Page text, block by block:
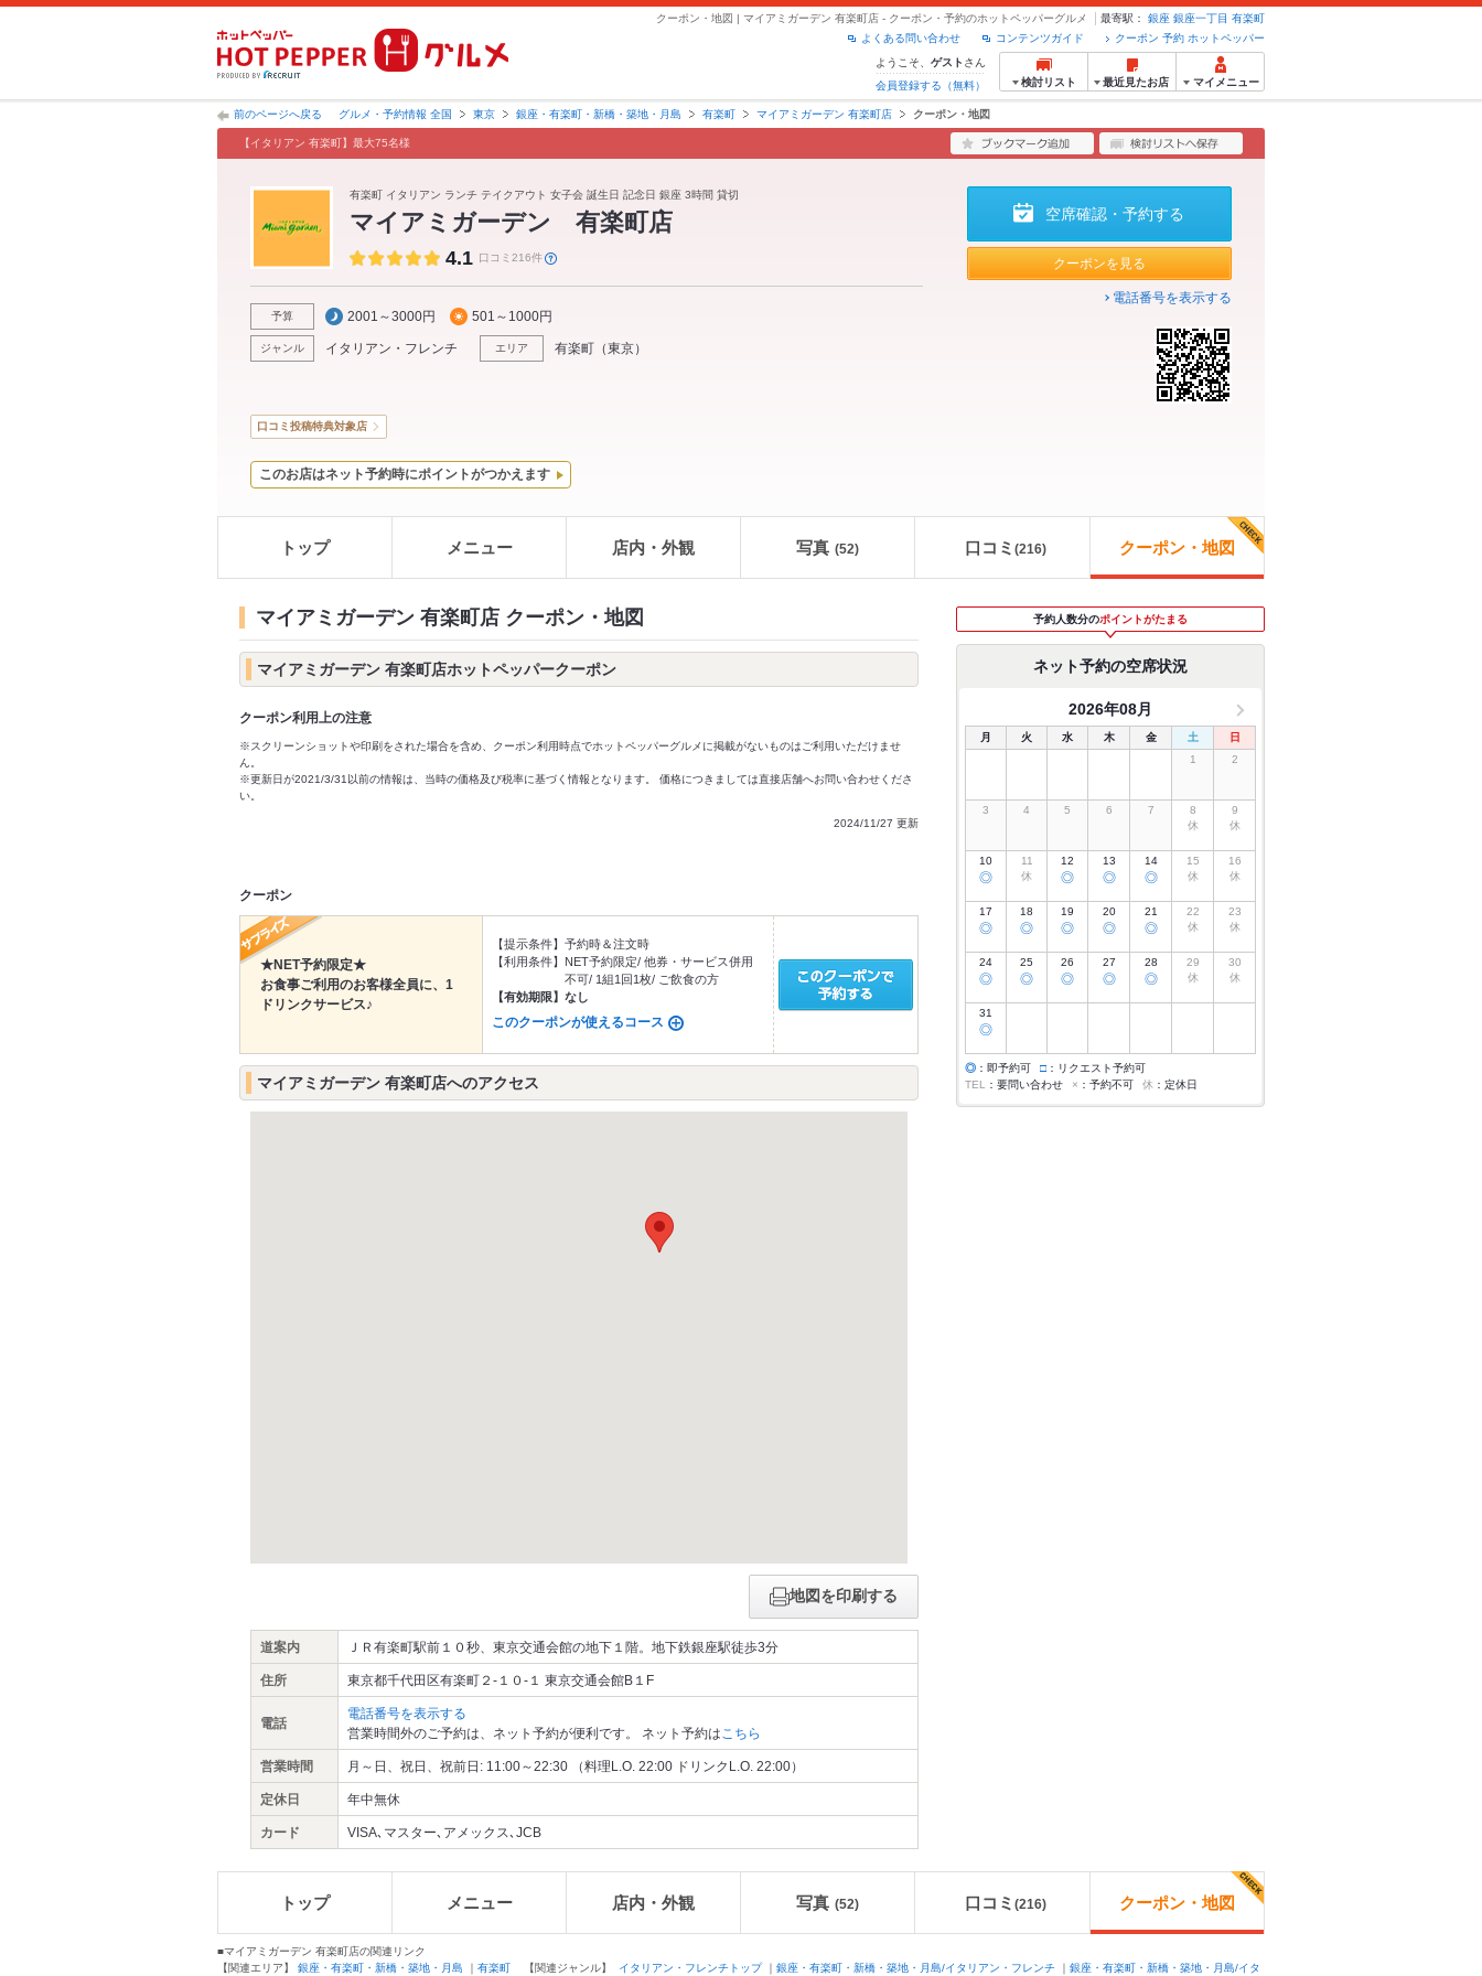
クーポン・地図 | マイアミガーデン 有楽町店 - クーポン・予約のホットペッパーグルメ 最寄駅： 銀座 銀座一丁目 有楽町
クーポン 予約 ホットペッパー
コンテンツガイド
よくある問い合わせ
ようこそ、 ゲスト さん
会員登録する（無料）
検討リスト 最近見たお店 マイメニュー
前のページへ戻る グルメ・予約情報 全国 東京 銀座・有楽町・新橋・築地・月島 有楽町 マイアミガーデン 有楽町店 クーポン・地図
【イタリアン 有楽町】最大75名様
有楽町 イタリアン ランチ テイクアウト 女子会 誕生日 記念日 銀座 3時間 貸切
マイアミガーデン 有楽町店
4.1 口コミ216件
予算 2001～3000円 501～1000円
ジャンル イタリアン・フレンチ エリア 有楽町 （東京）
空席確認・予約する
クーポンを見る
電話番号を表示する
口コミ投稿特典対象店
このお店はネット予約時にポイントがつかえます
トップ メニュー 店内・外観 写真 (52) 口コミ (216) クーポン・地図
マイアミガーデン 有楽町店 クーポン・地図
マイアミガーデン 有楽町店ホットペッパークーポン
クーポン利用上の注意
※スクリーンショットや印刷をされた場合を含め、クーポン利用時点でホットペッパーグルメに掲載がないものはご利用いただけませ
ん。
※更新日が2021/3/31以前の情報は、当時の価格及び税率に基づく情報となります。 価格につきましては直接店舗へお問い合わせくださ
い。
2024/11/27 更新
クーポン
★NET予約限定★
お食事ご利用のお客様全員に、1
ドリンクサービス♪
【提示条件】 予約時＆注文時
【利用条件】
NET予約限定/ 他券・サービス併用
不可/ 1組1回1枚/ ご飲食の方
【有効期限】 なし
このクーポンが使えるコース
マイアミガーデン 有楽町店へのアクセス
地図を印刷する
道案内 ＪＲ有楽町駅前１０秒、東京交通会館の地下１階。地下鉄銀座駅徒歩3分
住所 東京都千代田区有楽町２-１０-１ 東京交通会館B１F
電話
電話番号を表示する
営業時間外のご予約は、ネット予約が便利です。 ネット予約はこちら
営業時間 月～日、祝日、祝前日: 11:00～22:30 （料理L.O. 22:00 ドリンクL.O. 22:00）
定休日 年中無休
カード VISA､マスター､アメックス､JCB
予約人数分のポイントがたまる
ネット予約の空席状況
2026年08月
月 火 水 木 金 土
日
1
2
3 4 5 6 7
8
休
9
休
10
◎
11
休
12
◎
13
◎
14
◎
15
休
16
休
17
◎
18
◎
19
◎
20
◎
21
◎
22
休
23
休
24
◎
25
◎
26
◎
27
◎
28
◎
29
休
30
休
31
◎
◎ ：即予約可 □ ：リクエスト予約可
TEL
：要問い合わせ × ：予約不可 休 ：定休日
トップ メニュー 店内・外観 写真 (52) 口コミ (216) クーポン・地図
■マイアミガーデン 有楽町店の関連リンク
【関連エリア】 銀座・有楽町・新橋・築地・月島 ｜ 有楽町 【関連ジャンル】 イタリアン・フレンチトップ｜ 銀座・有楽町・新橋・築地・月島/イタリアン・フレンチ ｜ 銀座・有楽町・新橋・築地・月島/イタ